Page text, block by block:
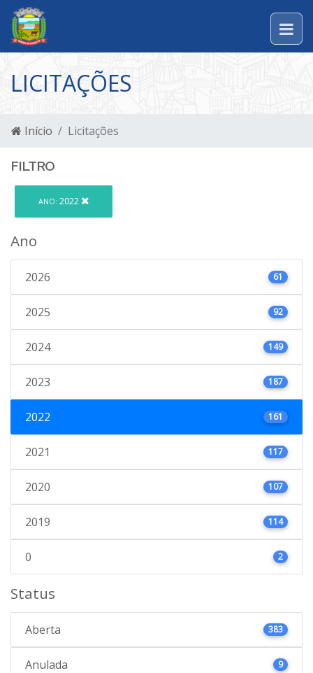
LICITAÇÕES
Início Licitações
FILTRO
ANO: 2022
Ano
2026 61
2025 92
2024 149
2023 187
2022 161
2021 117
2020 107
2019 114
0 2
Status
Aberta 383
Anulada 9